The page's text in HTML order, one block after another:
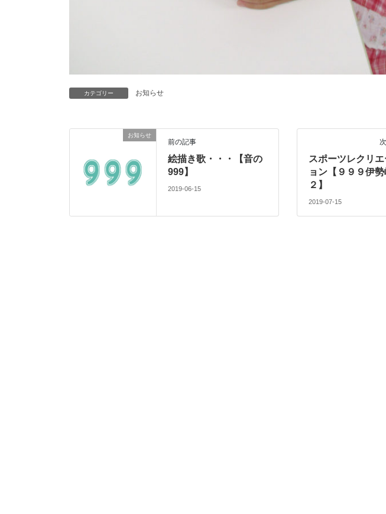
カテゴリー お知らせ
お知らせ
前の記事
絵描き歌・・・【音の
999】
2019-06-15
スポーツレクリ
ョン【９９９伊
２】
2019-07-15